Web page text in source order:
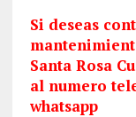
Si deseas
Santa Rosa
al numero
whatsapp